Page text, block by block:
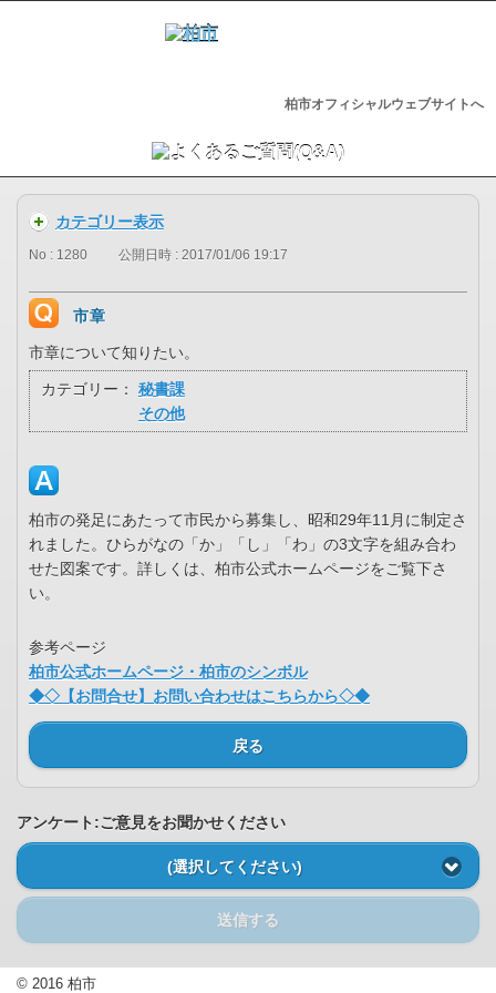
柏市オフィシャルウェブサイトへ
カテゴリー表示
No : 1280 公開日時 : 2017/01/06 19:17
市章
市章について知りたい。
カテゴリー：
秘書課
その他
柏市の発足にあたって市民から募集し、昭和29年11月に制定さ
れました。ひらがなの「か」「し」「わ」の3文字を組み合わ
せた図案です。詳しくは、柏市公式ホームページをご覧下さ
い。
参考ページ
柏市公式ホームページ・柏市のシンボル
◆◇【お問合せ】お問い合わせはこちらから◇◆
戻る
アンケート:ご意見をお聞かせください
(選択してください)
送信する
© 2016 柏市